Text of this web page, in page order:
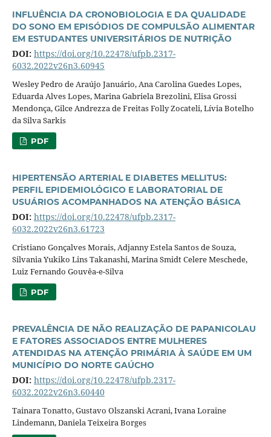
INFLUÊNCIA DA CRONOBIOLOGIA E DA QUALIDADE
DO SONO EM EPISÓDIOS DE COMPULSÃO ALIMENTAR
EM ESTUDANTES UNIVERSITÁRIOS DE NUTRIÇÃO
DOI: https://doi.org/10.22478/ufpb.2317-
6032.2022v26n3.60945
Wesley Pedro de Araújo Januário, Ana Carolina Guedes Lopes,
Eduarda Alves Lopes, Marina Gabriela Brezolini, Elisa Grossi
Mendonça, Gilce Andrezza de Freitas Folly Zocateli, Lívia Botelho
da Silva Sarkis
PDF
HIPERTENSÃO ARTERIAL E DIABETES MELLITUS:
PERFIL EPIDEMIOLÓGICO E LABORATORIAL DE
USUÁRIOS ACOMPANHADOS NA ATENÇÃO BÁSICA
DOI: https://doi.org/10.22478/ufpb.2317-
6032.2022v26n3.61723
Cristiano Gonçalves Morais, Adjanny Estela Santos de Souza,
Silvania Yukiko Lins Takanashi, Marina Smidt Celere Meschede,
Luiz Fernando Gouvêa-e-Silva
PDF
PREVALÊNCIA DE NÃO REALIZAÇÃO DE PAPANICOLAU
E FATORES ASSOCIADOS ENTRE MULHERES
ATENDIDAS NA ATENÇÃO PRIMÁRIA À SAÚDE EM UM
MUNICÍPIO DO NORTE GAÚCHO
DOI: https://doi.org/10.22478/ufpb.2317-
6032.2022v26n3.60440
Tainara Tonatto, Gustavo Olszanski Acrani, Ivana Loraine
Lindemann, Daniela Teixeira Borges